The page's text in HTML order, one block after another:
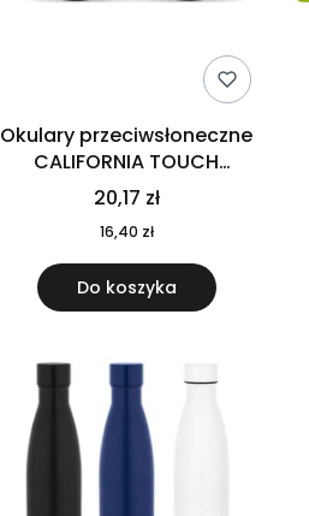
Okulary przeciwsłoneczne
CALIFORNIA TOUCH
MO9617-10
20,17 zł
16,40 zł
Do koszyka